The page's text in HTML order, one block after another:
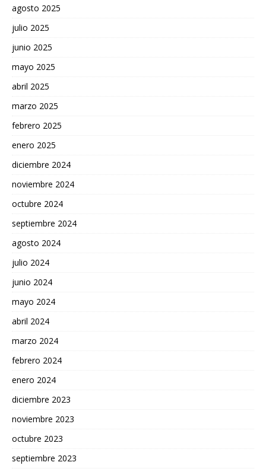
agosto 2025
julio 2025
junio 2025
mayo 2025
abril 2025
marzo 2025
febrero 2025
enero 2025
diciembre 2024
noviembre 2024
octubre 2024
septiembre 2024
agosto 2024
julio 2024
junio 2024
mayo 2024
abril 2024
marzo 2024
febrero 2024
enero 2024
diciembre 2023
noviembre 2023
octubre 2023
septiembre 2023